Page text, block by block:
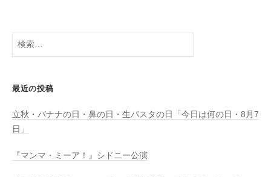
検
最近の投稿
立秋・バナナの日・鼻の日・生パスタの日「今日は何の日・8月7
日」
『マンマ・ミーア！』シドニー公演